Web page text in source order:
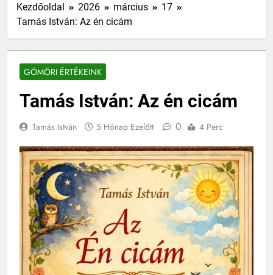
Kezdőoldal 2026 március
17
Tamás István: Az én cicám
GÖMÖRI ÉRTÉKEINK
Tamás István: Az én cicám
Tamás István 5 Hónap Ezelőtt 0 4 Perc